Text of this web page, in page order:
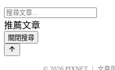
推薦文章
關閉搜尋